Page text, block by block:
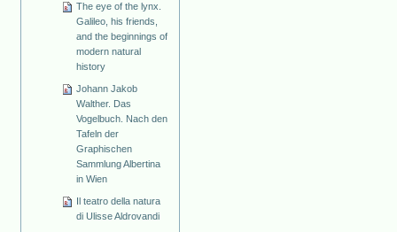
The eye of the lynx.
Galileo, his friends,
and the beginnings of
modern natural
history
Johann Jakob
Walther. Das
Vogelbuch. Nach den
Tafeln der
Graphischen
Sammlung Albertina
in Wien
Il teatro della natura
di Ulisse Aldrovandi